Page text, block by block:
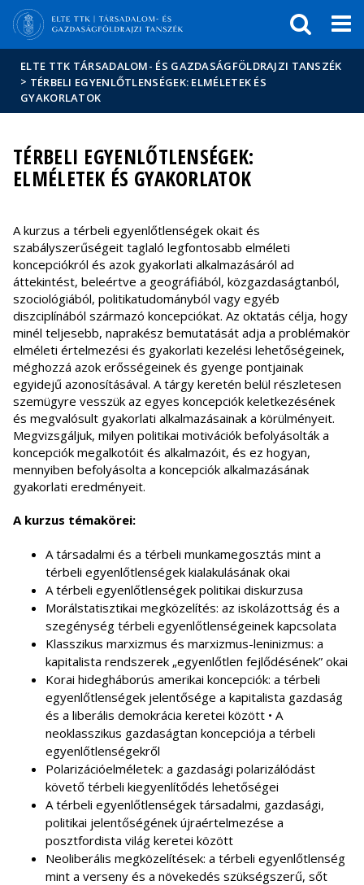
Hírek
Események
ELTE a
sajtóban
ELTE TTK TÁRSADALOM- ÉS GAZDASÁGFÖLDRAJZI TANSZÉK
> TÉRBELI EGYENLŐTLENSÉGEK: ELMÉLETEK ÉS
GYAKORLATOK
TÉRBELI EGYENLŐTLENSÉGEK:
ELMÉLETEK ÉS GYAKORLATOK
A kurzus a térbeli egyenlőtlenségek okait és
szabályszerűségeit taglaló legfontosabb elméleti
koncepciókról és azok gyakorlati alkalmazásáról ad
áttekintést, beleértve a geográfiából, közgazdaságtanból,
szociológiából, politikatudományból vagy egyéb
diszciplínából származó koncepciókat. Az oktatás célja, hogy
minél teljesebb, naprakész bemutatását adja a problémakör
elméleti értelmezési és gyakorlati kezelési lehetőségeinek,
méghozzá azok erősségeinek és gyenge pontjainak
egyidejű azonosításával. A tárgy keretén belül részletesen
szemügyre vesszük az egyes koncepciók keletkezésének
és megvalósult gyakorlati alkalmazásainak a körülményeit.
Megvizsgáljuk, milyen politikai motivációk befolyásolták a
koncepciók megalkotóit és alkalmazóit, és ez hogyan,
mennyiben befolyásolta a koncepciók alkalmazásának
gyakorlati eredményeit.
A kurzus témakörei:
A társadalmi és a térbeli munkamegosztás mint a
térbeli egyenlőtlenségek kialakulásának okai
A térbeli egyenlőtlenségek politikai diskurzusa
Morálstatisztikai megközelítés: az iskolázottság és a
szegénység térbeli egyenlőtlenségeinek kapcsolata
Klasszikus marxizmus és marxizmus-leninizmus: a
kapitalista rendszerek „egyenlőtlen fejlődésének” okai
Korai hidegháborús amerikai koncepciók: a térbeli
egyenlőtlenségek jelentősége a kapitalista gazdaság
és a liberális demokrácia keretei között • A
neoklasszikus gazdaságtan koncepciója a térbeli
egyenlőtlenségekről
Polarizációelméletek: a gazdasági polarizálódást
követő térbeli kiegyenlítődés lehetőségei
A térbeli egyenlőtlenségek társadalmi, gazdasági,
politikai jelentőségének újraértelmezése a
posztfordista világ keretei között
Neoliberális megközelítések: a térbeli egyenlőtlenség
mint a verseny és a növekedés szükségszerű, sőt